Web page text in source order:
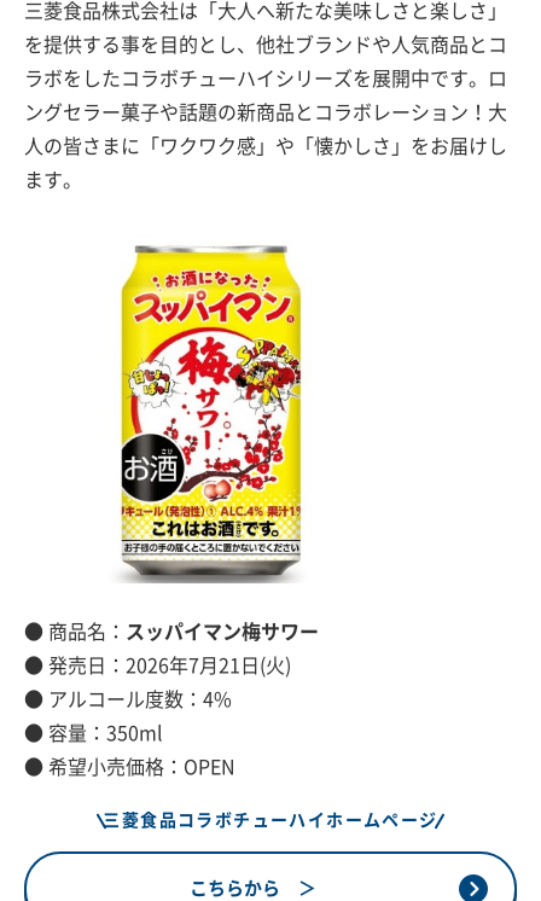
三菱食品株式会社は「大人へ新たな美味しさと楽しさ」
を提供する事を目的とし、他社ブランドや人気商品とコ
ラボをしたコラボチューハイシリーズを展開中です。ロ
ングセラー菓子や話題の新商品とコラボレーション！大
人の皆さまに「ワクワク感」や「懐かしさ」をお届けし
ます。
● 商品名： スッパイマン梅サワー
● 発売日：2026年7月21日(火)
● アルコール度数：4%
● 容量：350ml
● 希望小売価格：OPEN
三菱食品コラボチューハイホームページ
こちらから ＞